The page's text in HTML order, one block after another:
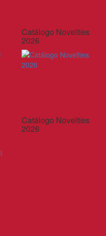
Catálogo Novelties
2026
Catálogo Novelties
2026